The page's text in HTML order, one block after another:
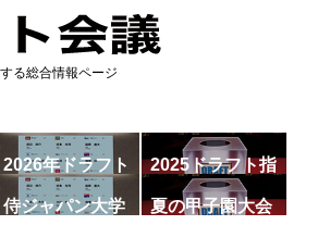
る総合情報ページ
2026年ドラフト
候補
2025ドラフト指
名一覧
侍ジャパン大学
夏の甲子園大会